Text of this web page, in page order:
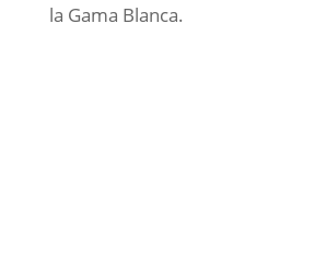
la Gama Blanca.